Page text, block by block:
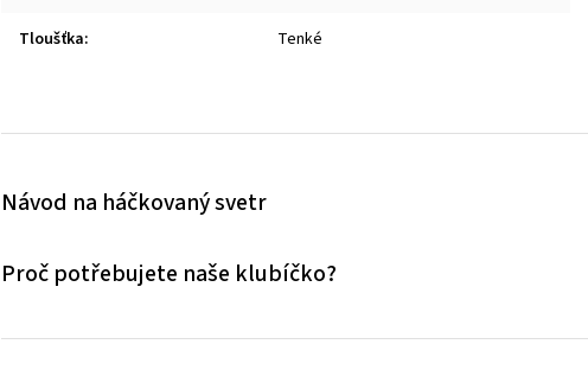
Tloušťka: Tenké
Návod na háčkovaný svetr
Proč potřebujete naše klubíčko?